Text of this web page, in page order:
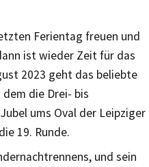
Ferientag freuen und
ist wieder Zeit für das
2023 geht das beliebte
dem die Drei- bis
ums Oval der Leipziger
19. Runde.
und sein